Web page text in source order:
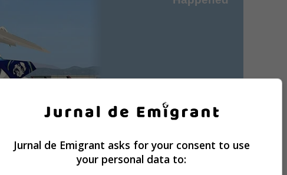
Jurnal de Emigrant asks for your consent to use
your personal data to: